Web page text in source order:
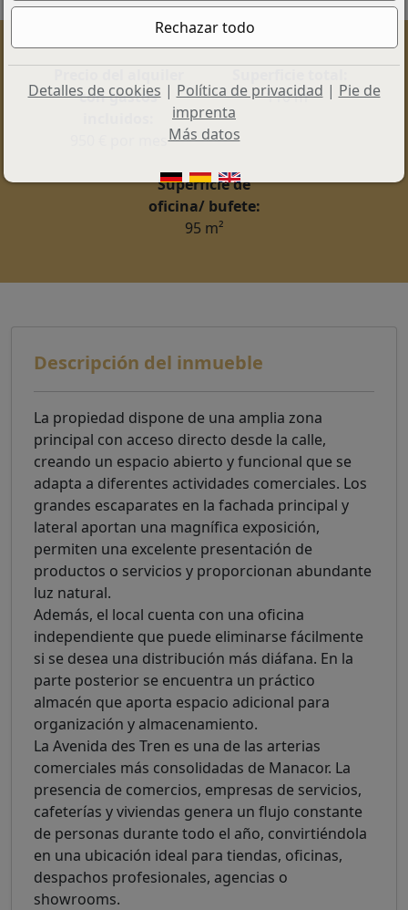
con gastos
110 m²
Superficie de
oficina/ bufete:
95 m²
Descripción del inmueble
La propiedad dispone de una amplia zona
principal con acceso directo desde la calle,
creando un espacio abierto y funcional que se
adapta a diferentes actividades comerciales. Los
grandes escaparates en la fachada principal y
lateral aportan una magnífica exposición,
permiten una excelente presentación de
productos o servicios y proporcionan abundante
luz natural.
Además, el local cuenta con una oficina
independiente que puede eliminarse fácilmente
si se desea una distribución más diáfana. En la
parte posterior se encuentra un práctico
almacén que aporta espacio adicional para
organización y almacenamiento.
La Avenida des Tren es una de las arterias
comerciales más consolidadas de Manacor. La
presencia de comercios, empresas de servicios,
cafeterías y viviendas genera un flujo constante
de personas durante todo el año, convirtiéndola
en una ubicación ideal para tiendas, oficinas,
despachos profesionales, agencias o
showrooms.
Detalles de cookies | Política de privacidad | Pie de
imprenta
Más datos